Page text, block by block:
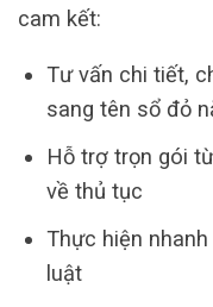
cam kết:
Tư vấn chi tiết,
sang tên sổ đỏ
Hỗ trợ trọn gói
về thủ tục
Thực hiện
luật